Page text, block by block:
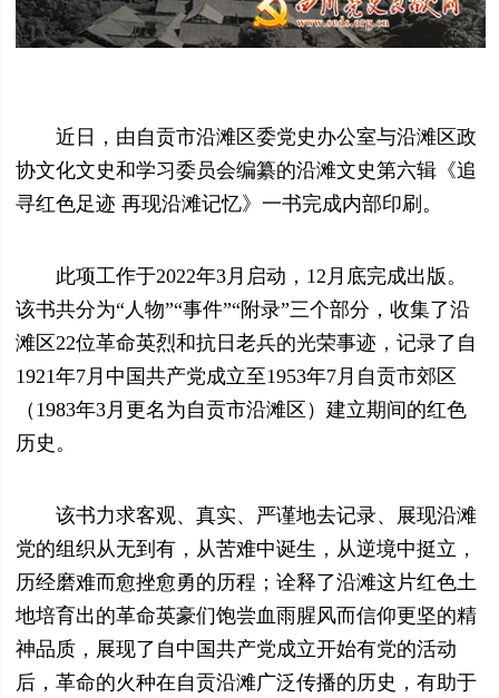
近日，由自贡市沿滩区委党史办公室与沿滩区政
协文化文史和学习委员会编纂的沿滩文史第六辑《追
寻红色足迹 再现沿滩记忆》一书完成内部印刷。
此项工作于2022年3月启动，12月底完成出版。
该书共分为“人物”“事件”“附录”三个部分，收集了沿
滩区22位革命英烈和抗日老兵的光荣事迹，记录了自
1921年7月中国共产党成立至1953年7月自贡市郊区
（1983年3月更名为自贡市沿滩区）建立期间的红色
历史。
该书力求客观、真实、严谨地去记录、展现沿滩
党的组织从无到有，从苦难中诞生，从逆境中挺立，
历经磨难而愈挫愈勇的历程；诠释了沿滩这片红色土
地培育出的革命英豪们饱尝血雨腥风而信仰更坚的精
神品质，展现了自中国共产党成立开始有党的活动
后，革命的火种在自贡沿滩广泛传播的历史，有助于